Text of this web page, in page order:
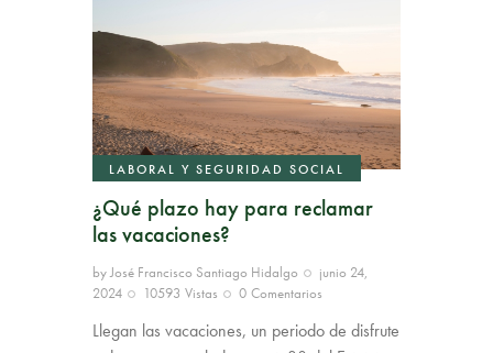
LABORAL Y SEGURIDAD SOCIAL
¿Qué plazo hay para reclamar
las vacaciones?
byJosé Francisco Santiago Hidalgo
junio 24,
2024
10593 Vistas 0 Comentarios
Llegan las vacaciones, un periodo de disfrute